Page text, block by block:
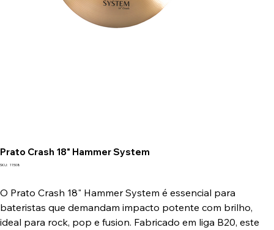
Prato Crash 18" Hammer System
SKU: SKU
11508
O Prato Crash 18" Hammer System é essencial para
bateristas que demandam impacto potente com brilho,
ideal para rock, pop e fusion. Fabricado em liga B20, este